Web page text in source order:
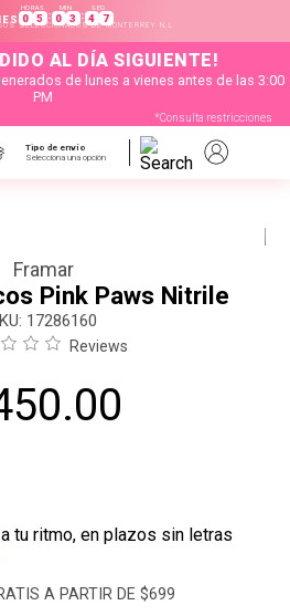
HORAS
0 5 :
MIN
0 3 :
SEG
4 7
SELECCIONADOS DE MONTERREY N.L
AL DÍA SIGUIENTE!
de lunes a vienes antes de las 3:00
PM
*Consulta restricciones
Tipo de envío
Selecciona una opción
Framar
Pink Paws Nitrile
: 17286160
Reviews
.00
A PARTIR DE $699